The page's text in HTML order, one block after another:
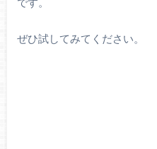
ぜひ試してみてください。